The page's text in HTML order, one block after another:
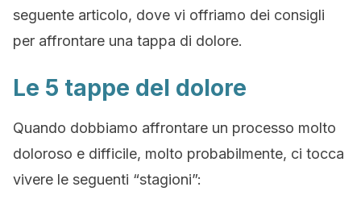
seguente articolo, dove vi offriamo dei consigli
per affrontare una tappa di dolore.
Le 5 tappe del dolore
Quando dobbiamo affrontare un processo molto
doloroso e difficile, molto probabilmente, ci tocca
vivere le seguenti “stagioni”: